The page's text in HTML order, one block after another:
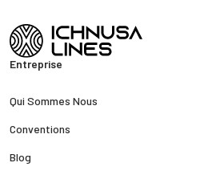
Entreprise
Qui Sommes Nous
Conventions
Blog